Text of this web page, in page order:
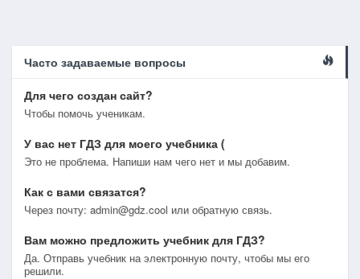
Часто задаваемые вопросы
Для чего создан сайт?
Чтобы помочь ученикам.
У вас нет ГДЗ для моего учебника (
Это не проблема. Напиши нам чего нет и мы добавим.
Как с вами связатся?
Через почту: admin@gdz.cool или обратную связь.
Вам можно предложить учебник для ГДЗ?
Да. Отправь учебник на электронную почту, чтобы мы его
решили.